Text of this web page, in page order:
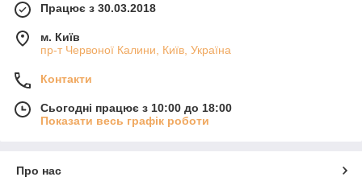
Працює з 30.03.2018
м. Київ
пр-т Червоної Калини, Київ, Україна
Контакти
Сьогодні працює з 10:00 до 18:00
Показати весь графік роботи
Про нас